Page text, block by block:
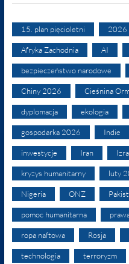
15. plan pięcioletni 2026
Afryka Zachodnia AI
bezpieczeństwo narodowe
Chiny 2026 Cieśnina
dyplomacja ekologia
gospodarka 2026 Indie
inwestycje Iran
kryzys humanitarny luty
Nigeria ONZ
pomoc humanitarna
ropa naftowa Rosja
technologia terroryzm